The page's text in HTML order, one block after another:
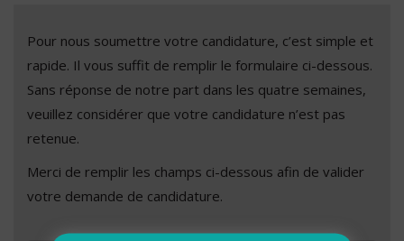
Pour nous soumettre votre candidature, c’est simple et
rapide. Il vous suffit de remplir le formulaire ci-dessous.
Sans réponse de notre part dans les quatre semaines,
veuillez considérer que votre candidature n’est pas
retenue.
Merci de remplir les champs ci-dessous afin de valider
votre demande de candidature.